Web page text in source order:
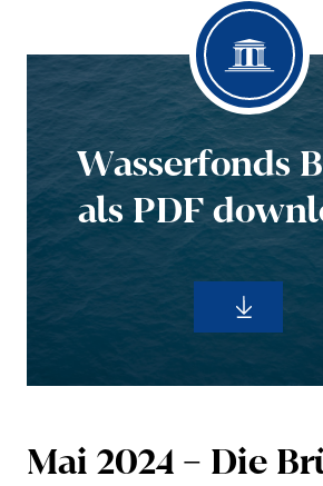
Wasser­fonds
als PDF
Mai 2024 – Die